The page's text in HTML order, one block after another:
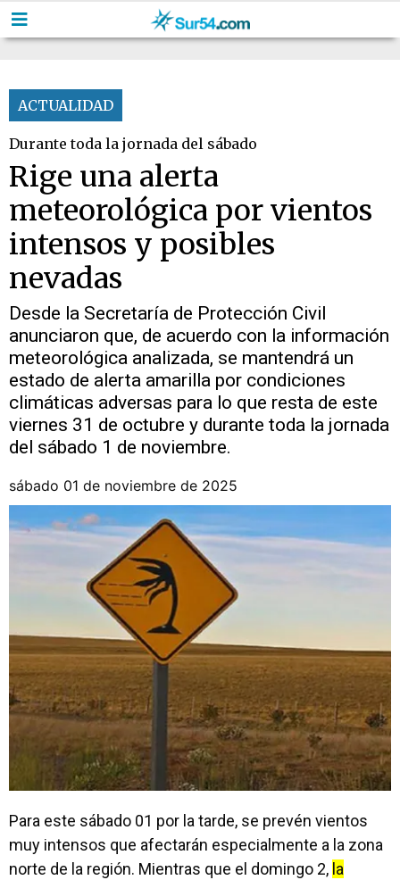
ACTUALIDAD
Durante toda la jornada del sábado
Rige una alerta
meteorológica por vientos
intensos y posibles
nevadas
Desde la Secretaría de Protección Civil
anunciaron que, de acuerdo con la información
meteorológica analizada, se mantendrá un
estado de alerta amarilla por condiciones
climáticas adversas para lo que resta de este
viernes 31 de octubre y durante toda la jornada
del sábado 1 de noviembre.
sábado 01 de noviembre de 2025
Para este sábado 01 por la tarde, se prevén vientos
muy intensos que afectarán especialmente a la zona
norte de la región. Mientras que el domingo 2, la